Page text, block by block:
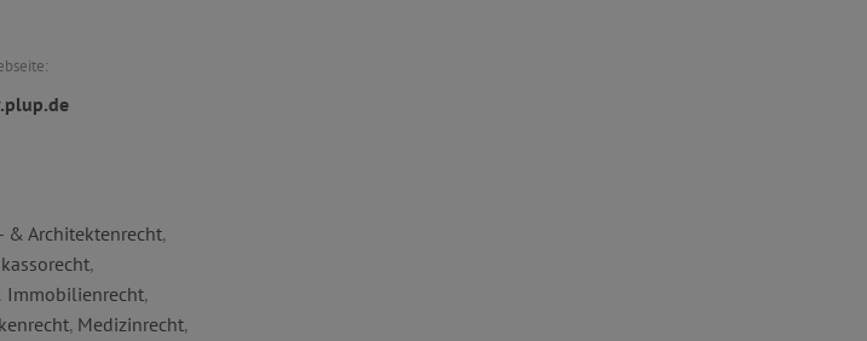
& Architektenrecht,
,
Immobilienrecht,
, Medizinrecht,